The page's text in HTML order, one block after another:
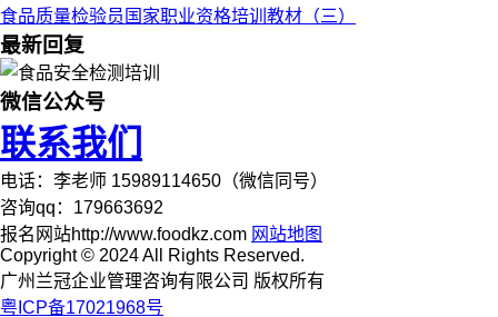
食品质量检验员国家职业资格培训教材（三）
最新回复
微信公众号
联系我们
电话：李老师 15989114650（微信同号）
咨询qq：179663692
报名网站http://www.foodkz.com 网站地图
Copyright © 2024 All Rights Reserved.
广州兰冠企业管理咨询有限公司 版权所有
粤ICP备17021968号